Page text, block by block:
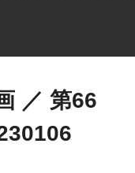
／ 第66